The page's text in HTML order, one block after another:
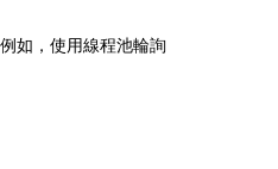
如，使用線程池輪詢